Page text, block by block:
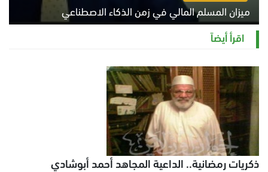
ميزان المسلم المالي في زمن الذكاء الاصطناعي
السبت 8 أغسطس 2026 11:21 ص
اقرأ أيضاً
ذكريات رمضانية.. الداعية المجاهد أحمد أبوشادي